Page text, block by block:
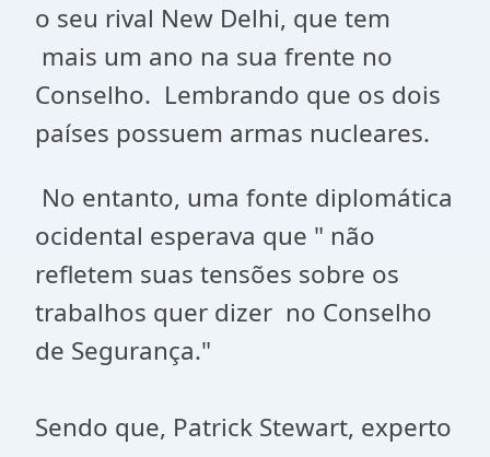
o seu rival New Delhi, que tem
mais um ano na sua frente no
Conselho. Lembrando que os dois
países possuem armas nucleares.
No entanto, uma fonte diplomática
ocidental esperava que " não
refletem suas tensões sobre os
trabalhos quer dizer no Conselho
de Segurança."
Sendo que, Patrick Stewart, experto